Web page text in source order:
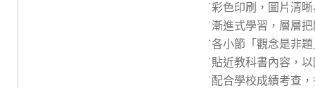
˙彩色印刷，圖片清
˙漸進式學習，層層
˙各小節「觀念是非
˙貼近教科書內容，
˙配合學校成績考查